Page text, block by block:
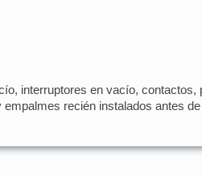
interruptores en vacío, contactos,
recién instalados antes